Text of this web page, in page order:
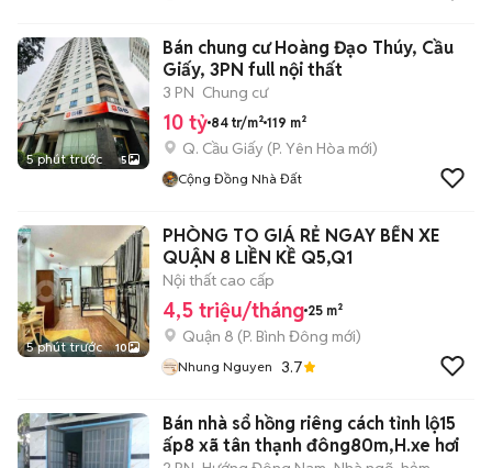
5 phút trước 5
Bán chung cư Hoàng Đạo Thúy, Cầu
Giấy, 3PN full nội thất
3 PN Chung cư
10 tỷ 84 tr/m² 119 m²
Q. Cầu Giấy (P. Yên Hòa mới)
Cộng Đồng Nhà Đất
5 phút trước 10
PHÒNG TO GIÁ RẺ NGAY BẾN XE
QUẬN 8 LIỀN KỀ Q5,Q1
Nội thất cao cấp
4,5 triệu/tháng 25 m²
Quận 8 (P. Bình Đông mới)
Nhung Nguyen 3.7
Bán nhà sổ hồng riêng cách tỉnh lộ15
ấp8 xã tân thạnh đông80m,H.xe hơi